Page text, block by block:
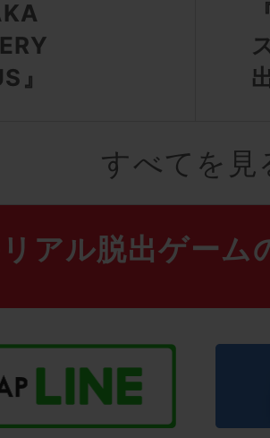
』
すべてを見
アル脱出ゲーム